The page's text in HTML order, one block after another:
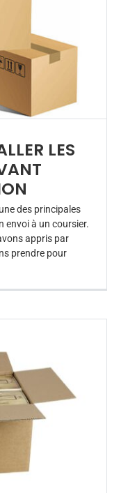
LES
des principales
envoi à un coursier.
appris par
prendre pour